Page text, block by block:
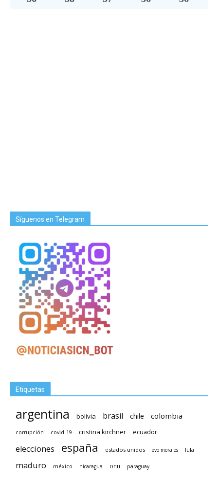
Síguenos en Telegram
Etiquetas
argentina bolivia brasil chile colombia
corrupción covid-19 cristina kirchner ecuador
elecciones españa estados unidos evo morales lula
maduro méxico nicaragua onu paraguay